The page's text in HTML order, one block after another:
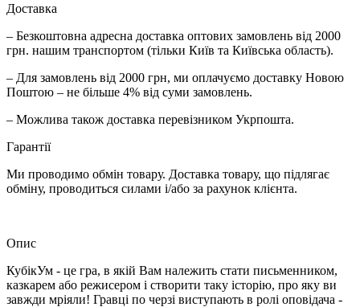
Доставка
– Безкоштовна адресна доставка оптових замовлень від 2000
грн. нашим транспортом (тільки Київ та Київська область).
– Для замовлень від 2000 грн, ми оплачуємо доставку Новою
Поштою – не більше 4% від суми замовлень.
– Можлива також доставка перевізником Укрпошта.
Гарантії
Ми проводимо обмін товару. Доставка товару, що підлягає
обміну, проводиться силами і/або за рахунок клієнта.
Опис
КубікУм - це гра, в якій Вам належить стати письменником,
казкарем або режисером і створити таку історію, про яку ви
завжди мріяли! Гравці по черзі виступають в ролі оповідача -